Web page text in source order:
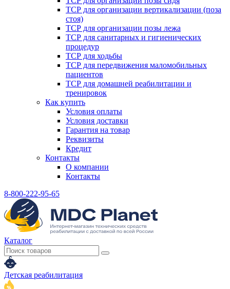
ТСР для организации вертикализации (поза
стоя)
ТСР для организации позы лежа
ТСР для санитарных и гигиенических
процедур
ТСР для ходьбы
ТСР для передвижения маломобильных
пациентов
ТСР для домашней реабилитации и
тренировок
Как купить
Условия оплаты
Условия доставки
Гарантия на товар
Реквизиты
Кредит
Контакты
О компании
Контакты
8-800-222-95-65
Каталог
Детская реабилитация